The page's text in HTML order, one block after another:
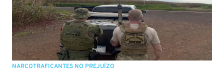
NARCOTRAFICANTES NO PREJUÍZO